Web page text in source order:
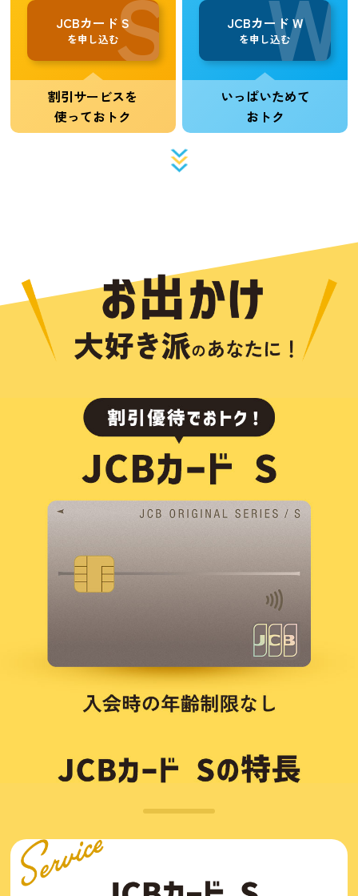
JCBカード S
を申し込む
割引サービスを
使っておトク
JCBカード W
を申し込む
いっぱいためて
おトク